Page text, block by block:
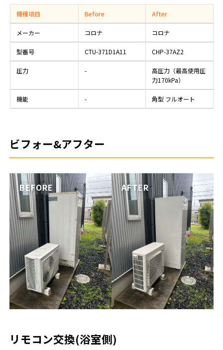
機種項目 Before After
メーカー コロナ コロナ
型番号 CTU-371D1A11 CHP-37AZ2
圧力 -
高圧力（最高使用圧
力170kPa）
機能 - 角型 フルオート
ビフォー&アフター
リモコン交換(浴室側)